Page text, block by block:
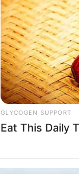
GLYCOGEN SUPPORT
Eat This Daily